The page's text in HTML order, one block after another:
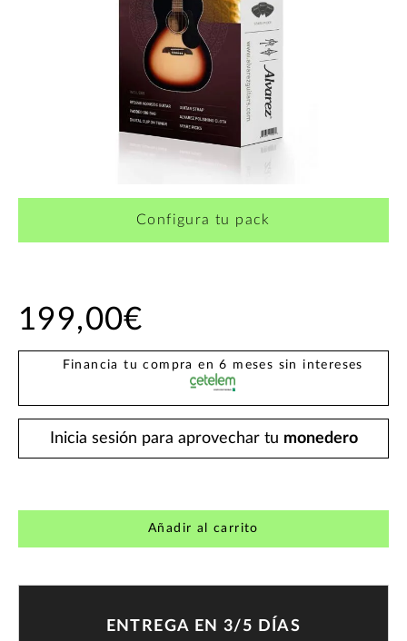
¿Quieres crearte tu propio pack?
Configura tu pack
199,00€
Financia tu compra en 6 meses sin intereses
Inicia sesión para aprovechar tu monedero
Añadir al carrito
ENTREGA EN 3/5 DÍAS